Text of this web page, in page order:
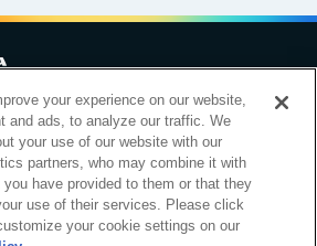
プ個人情報保護について電子公告
応方針ご利用規約明治グループのDX
式会社 （ ｜ 簡体 ）
your experience on our website,
and ads, to analyze our traffic. We
your use of our website with our
partners, who may combine it with
have provided to them or that they
use of their services. Please click
your cookie settings on our